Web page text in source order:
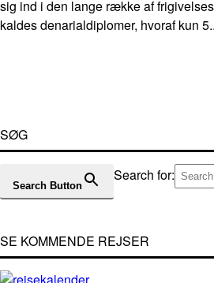
sig ind i den lange række af
kaldes denarialdiplomer, hvoraf kun
SØG
Search for:
Search Button
SE KOMMENDE REJSER